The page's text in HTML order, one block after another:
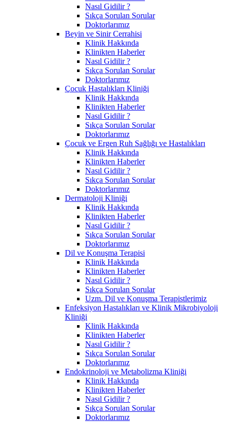
Nasıl Gidilir ?
Sıkça Sorulan Sorular
Doktorlarımız
Beyin ve Sinir Cerrahisi
Klinik Hakkında
Klinikten Haberler
Nasıl Gidilir ?
Sıkça Sorulan Sorular
Doktorlarımız
Çocuk Hastalıkları Kliniği
Klinik Hakkında
Klinikten Haberler
Nasıl Gidilir ?
Sıkça Sorulan Sorular
Doktorlarımız
Çocuk ve Ergen Ruh Sağlığı ve Hastalıkları
Klinik Hakkında
Klinikten Haberler
Nasıl Gidilir ?
Sıkça Sorulan Sorular
Doktorlarımız
Dermatoloji Kliniği
Klinik Hakkında
Klinikten Haberler
Nasıl Gidilir ?
Sıkça Sorulan Sorular
Doktorlarımız
Dil ve Konuşma Terapisi
Klinik Hakkında
Klinikten Haberler
Nasıl Gidilir ?
Sıkça Sorulan Sorular
Uzm. Dil ve Konuşma Terapistlerimiz
Enfeksiyon Hastalıkları ve Klinik Mikrobiyoloji
Kliniği
Klinik Hakkında
Klinikten Haberler
Nasıl Gidilir ?
Sıkça Sorulan Sorular
Doktorlarımız
Endokrinoloji ve Metabolizma Kliniği
Klinik Hakkında
Klinikten Haberler
Nasıl Gidilir ?
Sıkça Sorulan Sorular
Doktorlarımız